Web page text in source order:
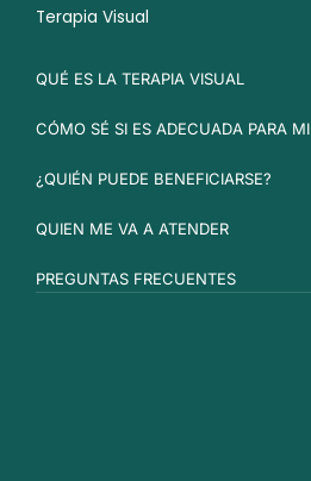
Terapia Visual
QUÉ ES LA TERAPIA VISUAL
CÓMO SÉ SI ES ADECUADA PARA MI
¿QUIÉN PUEDE BENEFICIARSE?
QUIEN ME VA A ATENDER
PREGUNTAS FRECUENTES